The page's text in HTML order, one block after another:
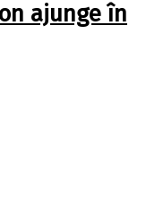
ajunge în